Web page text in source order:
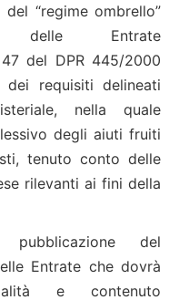
“regime ombrello”
delle Entrate
del DPR 445/2000
requisiti delineati
nella quale
degli aiuti fruiti
tenuto conto delle
rilevanti ai fini della
del
Entrate che dovrà
e contenuto